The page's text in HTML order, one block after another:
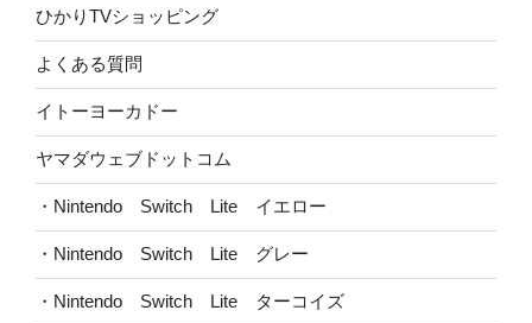
ひかりTVショッピング
よくある質問
イトーヨーカドー
ヤマダウェブドットコム
・Nintendo Switch Lite イエロー
・Nintendo Switch Lite グレー
・Nintendo Switch Lite ターコイズ